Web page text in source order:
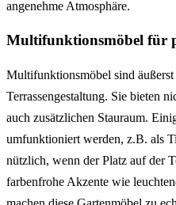
angenehme Atmosphäre.
Multifunktionsmöbel für
Multifunktionsmöbel sind
Terrassengestaltung. Sie bieten
auch zusätzlichen Stauraum.
umfunktioniert werden, z.B. als
nützlich, wenn der Platz auf der
farbenfrohe Akzente wie